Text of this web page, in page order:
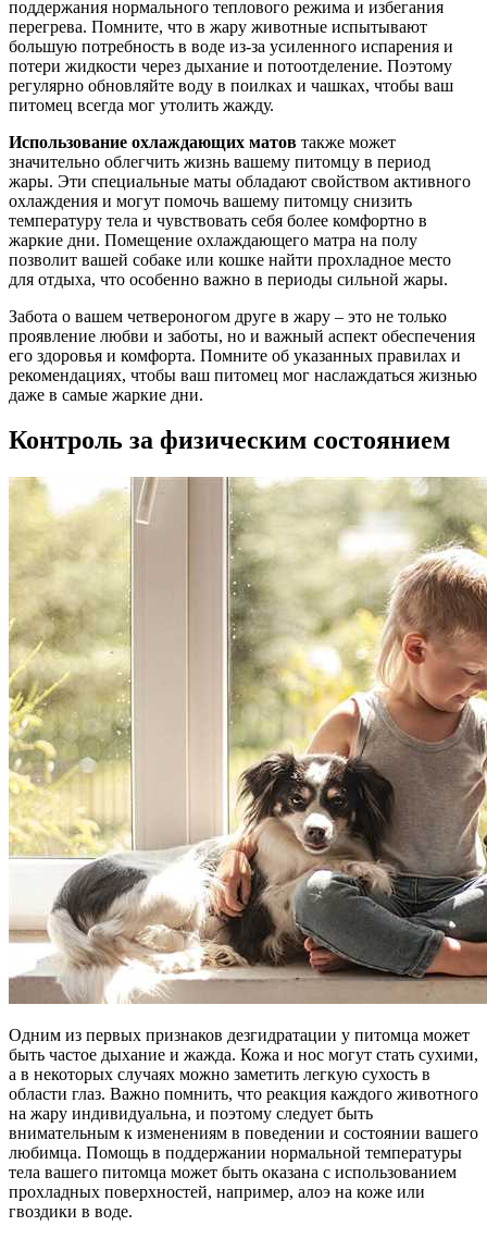
поддержания нормального теплового режима и избегания
перегрева. Помните, что в жару животные испытывают
большую потребность в воде из-за усиленного испарения и
потери жидкости через дыхание и потоотделение. Поэтому
регулярно обновляйте воду в поилках и чашках, чтобы ваш
питомец всегда мог утолить жажду.
Использование охлаждающих матов также может
значительно облегчить жизнь вашему питомцу в период
жары. Эти специальные маты обладают свойством активного
охлаждения и могут помочь вашему питомцу снизить
температуру тела и чувствовать себя более комфортно в
жаркие дни. Помещение охлаждающего матра на полу
позволит вашей собаке или кошке найти прохладное место
для отдыха, что особенно важно в периоды сильной жары.
Забота о вашем четвероногом друге в жару – это не только
проявление любви и заботы, но и важный аспект обеспечения
его здоровья и комфорта. Помните об указанных правилах и
рекомендациях, чтобы ваш питомец мог наслаждаться жизнью
даже в самые жаркие дни.
Контроль за физическим состоянием
Одним из первых признаков дезгидратации у питомца может
быть частое дыхание и жажда. Кожа и нос могут стать сухими,
а в некоторых случаях можно заметить легкую сухость в
области глаз. Важно помнить, что реакция каждого животного
на жару индивидуальна, и поэтому следует быть
внимательным к изменениям в поведении и состоянии вашего
любимца. Помощь в поддержании нормальной температуры
тела вашего питомца может быть оказана с использованием
прохладных поверхностей, например, алоэ на коже или
гвоздики в воде.